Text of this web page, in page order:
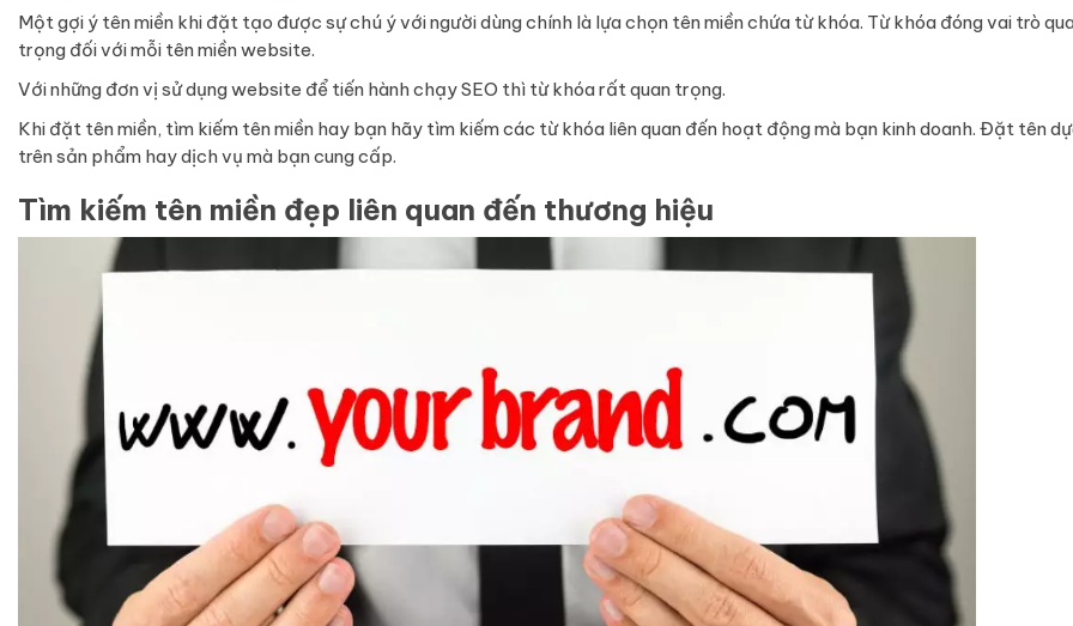
Một gợi ý tên miền khi đặt tạo được sự chú ý với người dùng chính là lựa chọn tên miền chứa từ khóa. Từ khóa đóng vai trò
trọng đối với mỗi tên miền website.
Với những đơn vị sử dụng website để tiến hành chạy SEO thì từ khóa rất quan trọng.
Khi đặt tên miền, tìm kiếm tên miền hay bạn hãy tìm kiếm các từ khóa liên quan đến hoạt động mà bạn kinh doanh. Đặt tên
trên sản phẩm hay dịch vụ mà bạn cung cấp.
Tìm kiếm tên miền đẹp liên quan đến thương hiệu